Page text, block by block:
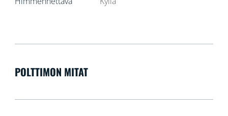
POLTTIMON MITAT